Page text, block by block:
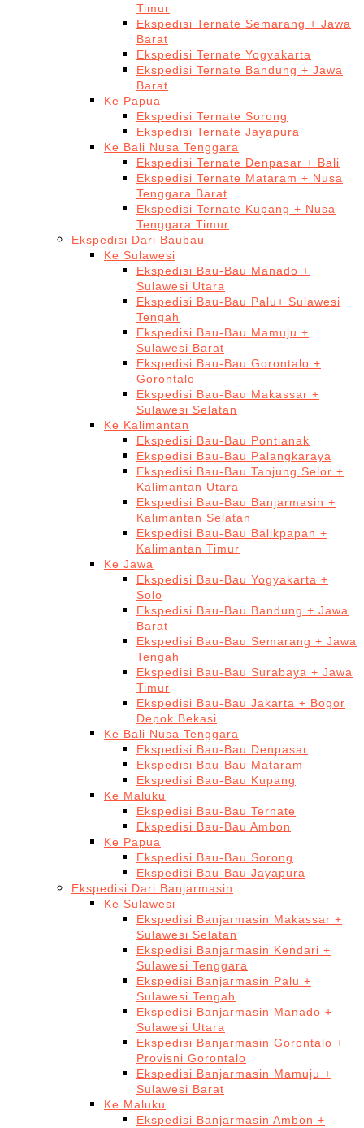
Timur
Ekspedisi Ternate Semarang + Jawa
Barat
Ekspedisi Ternate Yogyakarta
Ekspedisi Ternate Bandung + Jawa
Barat
Ke Papua
Ekspedisi Ternate Sorong
Ekspedisi Ternate Jayapura
Ke Bali Nusa Tenggara
Ekspedisi Ternate Denpasar + Bali
Ekspedisi Ternate Mataram + Nusa
Tenggara Barat
Ekspedisi Ternate Kupang + Nusa
Tenggara Timur
Ekspedisi Dari Baubau
Ke Sulawesi
Ekspedisi Bau-Bau Manado +
Sulawesi Utara
Ekspedisi Bau-Bau Palu+ Sulawesi
Tengah
Ekspedisi Bau-Bau Mamuju +
Sulawesi Barat
Ekspedisi Bau-Bau Gorontalo +
Gorontalo
Ekspedisi Bau-Bau Makassar +
Sulawesi Selatan
Ke Kalimantan
Ekspedisi Bau-Bau Pontianak
Ekspedisi Bau-Bau Palangkaraya
Ekspedisi Bau-Bau Tanjung Selor +
Kalimantan Utara
Ekspedisi Bau-Bau Banjarmasin +
Kalimantan Selatan
Ekspedisi Bau-Bau Balikpapan +
Kalimantan Timur
Ke Jawa
Ekspedisi Bau-Bau Yogyakarta +
Solo
Ekspedisi Bau-Bau Bandung + Jawa
Barat
Ekspedisi Bau-Bau Semarang + Jawa
Tengah
Ekspedisi Bau-Bau Surabaya + Jawa
Timur
Ekspedisi Bau-Bau Jakarta + Bogor
Depok Bekasi
Ke Bali Nusa Tenggara
Ekspedisi Bau-Bau Denpasar
Ekspedisi Bau-Bau Mataram
Ekspedisi Bau-Bau Kupang
Ke Maluku
Ekspedisi Bau-Bau Ternate
Ekspedisi Bau-Bau Ambon
Ke Papua
Ekspedisi Bau-Bau Sorong
Ekspedisi Bau-Bau Jayapura
Ekspedisi Dari Banjarmasin
Ke Sulawesi
Ekspedisi Banjarmasin Makassar +
Sulawesi Selatan
Ekspedisi Banjarmasin Kendari +
Sulawesi Tenggara
Ekspedisi Banjarmasin Palu +
Sulawesi Tengah
Ekspedisi Banjarmasin Manado +
Sulawesi Utara
Ekspedisi Banjarmasin Gorontalo +
Provisni Gorontalo
Ekspedisi Banjarmasin Mamuju +
Sulawesi Barat
Ke Maluku
Ekspedisi Banjarmasin Ambon +